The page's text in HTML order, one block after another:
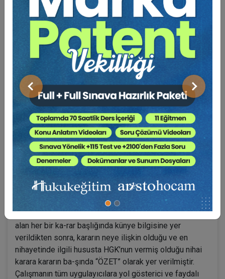
Önceki Sonraki
bağlaması da emsal niteliğini güçlendirmektedir. Bu
nedenle her aşamadaki hukuk uygulayıcıları için son
derece yol gösterici olma özelliğini haizdir.
İşte elinizdeki çalışma da Hukuk Genel Kurulu
kararlarının bu özellikleri dikkate alınarak, hukuk
uygulayıcılarına açacakları ve/veya yürütmekte oldukları
davalarda yol gösterici olabilmesi amacıyla
hazırlanmıştır.
HGK Diyor Ki adı verilen bu seri, 2020-2022 yıllarını
kapsar şekilde, uygu-lamada en çok karşılaşılan, en
dinamik, en çok ihtiyaç duyulan konu başlıkları tespit
edilerek belli bir konu başlığına hasredilerek derlenen
kararlardan oluşmak-tadır. Derlenen kararların her birine
bir numara verilmiş, kararın neye ilişkin ol-duğu hususu
anahtar kelimeler kullanılmak suretiyle içindekilerde
başlık olarak yer almıştır. Kitap içeriğinde ise her
sayfanın üst başlığında karar numarasına yer verilerek
karar metnini bulmak kolaylaştırılmıştır. Derlemede yer
alan her bir ka-rar başlığında künye bilgisine yer
verildikten sonra, kararın neye ilişkin olduğu ve en
nihayetinde ilgili hususta HGK’nun vermiş olduğu nihai
karara kararın ba-şında “ÖZET” olarak yer verilmiştir.
Çalışmanın tüm uygulayıcılara yol gösterici ve faydalı